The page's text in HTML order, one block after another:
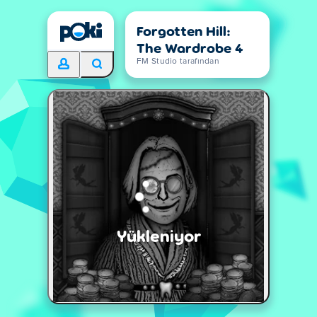
Forgotten Hill:
The Wardrobe 4
FM Studio tarafından
Yükleniyor